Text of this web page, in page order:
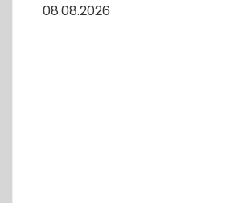
08.08.2026